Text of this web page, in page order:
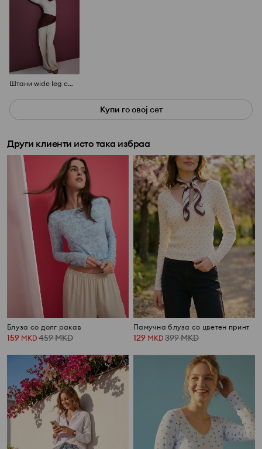
Штани wide leg со мешавина на вискоза
Купи го овој сет
Други клиенти исто така избраа
Блуза со долг ракав
159 MKD 459MKD
Памучна блуза со цветен принт
129 MKD 399MKD